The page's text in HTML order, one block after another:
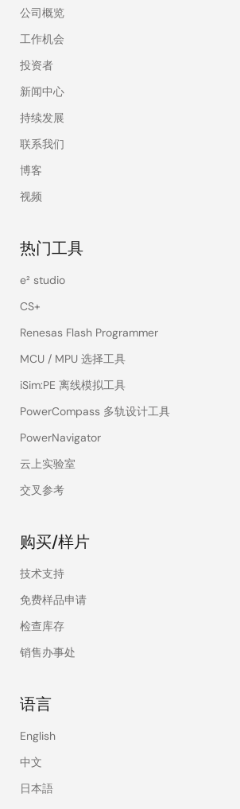
公司概览
工作机会
投资者
新闻中心
持续发展
联系我们
博客
视频
热门工具
e² studio
CS+
Renesas Flash Programmer
MCU / MPU 选择工具
iSim:PE 离线模拟工具
PowerCompass 多轨设计工具
PowerNavigator
云上实验室
交叉参考
购买/样片
技术支持
免费样品申请
检查库存
销售办事处
语言
English
中文
日本語